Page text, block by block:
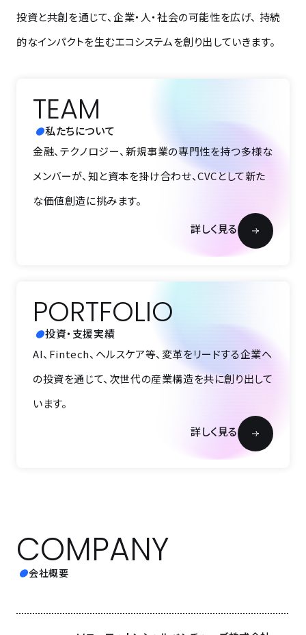
投資と共創を通じて、企業・人・社会の可能性を広げ、 持続
的なインパクトを生むエコシステムを創り出していきます。
TEAM
私たちについて
金融、テクノロジー、新規事業の専門性を持つ多様な
メンバーが、知と資本を掛け合わせ、CVCとして新た
な価値創造に挑みます。
詳しく見る
PORTFOLIO
投資・支援実績
AI、Fintech、ヘルスケア等、変革をリードする企業へ
の投資を通じて、次世代の産業構造を共に創り出して
います。
詳しく見る
COMPANY
会社概要